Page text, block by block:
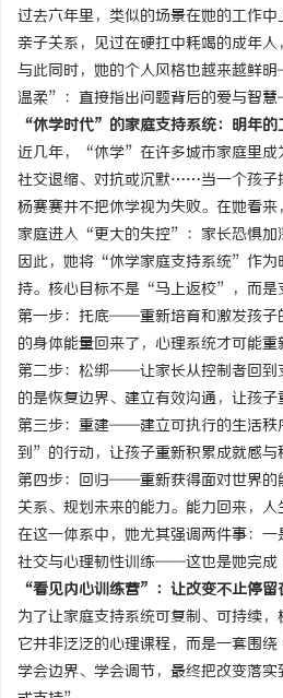
过去六年里，类似的场景在她的工作
亲子关系，见过在硬扛中耗竭的成年
与此同时，她的个人风格也越来越鲜
温柔”：直接指出问题背后的爱与智
“休学时代”的家庭支持系统：明年的
近几年，“休学”在许多城市家庭里成
社交退缩、对抗或沉默……当一个孩子
杨赛赛并不把休学视为失败。在她看
家庭进入“更大的失控”：家长恐惧加
因此，她将“休学家庭支持系统”作为
持。核心目标不是“马上返校”，而是
第一步：托底——重新培育和激发孩子
的身体能量回来了，心理系统才可能重
第二步：松绑——让家长从控制者回到
的是恢复边界、建立有效沟通，让孩子
第三步：重建——建立可执行的生活秩
到”的行动，让孩子重新积累成就感与
第四步：回归——重新获得面对世界的
关系、规划未来的能力。能力回来，人
在这一体系中，她尤其强调两件事：
社交与心理韧性训练——这也是她完成
“看见内心训练营”：让改变不止停留
为了让家庭支持系统可复制、可持
它并非泛泛的心理课程，而是一套围
学会边界、学会调节，最终把改变落